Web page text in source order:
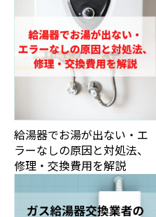
給湯器でお湯が出ない・エ
ラーなしの原因と対処法、
修理・交換費用を解説